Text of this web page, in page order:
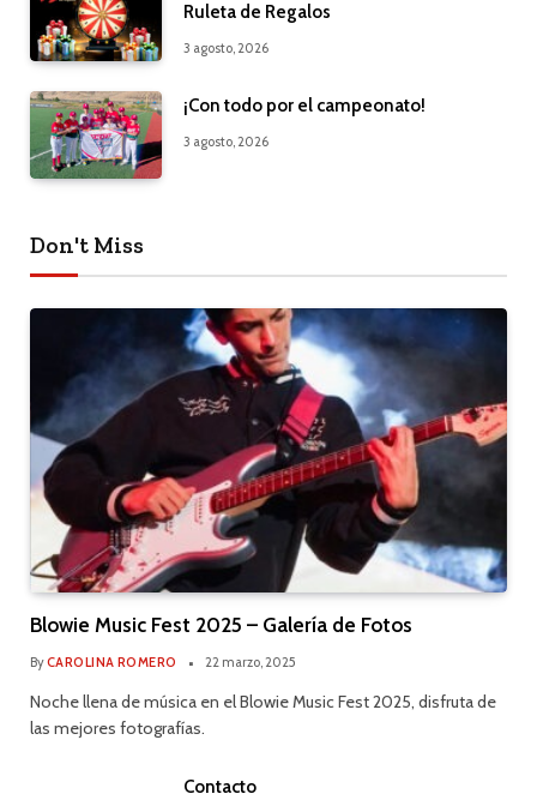
Ruleta de Regalos
3 agosto, 2026
¡Con todo por el campeonato!
3 agosto, 2026
Don't Miss
Blowie Music Fest 2025 – Galería de Fotos
ByCAROLINA ROMERO 22 marzo, 2025
Noche llena de música en el Blowie Music Fest 2025, disfruta de
las mejores fotografías.
Contacto